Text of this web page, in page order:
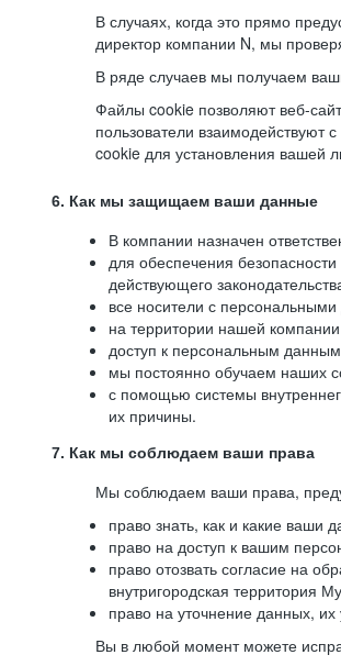
В случаях, когда это прямо
директор компании N, мы
В ряде случаев мы получаем
Файлы cookie позволяют веб-
пользователи
cookie для установления вашей
6. Как мы защищаем ваши данные
В компании назначен
для обеспечения
действующего
все носители с
на территории нашей
доступ к персональным
мы постоянно обучаем наших
с помощью системы
их причины.
7. Как мы соблюдаем ваши права
Мы соблюдаем ваши права,
право знать, как и какие ваши
право на доступ к вашим
право отозвать согласие на
внутригородская территория
право на уточнение данных,
Вы в любой момент можете